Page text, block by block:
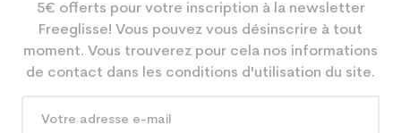
5€ offerts pour votre inscription à la newsletter
Freeglisse! Vous pouvez vous désinscrire à tout
moment. Vous trouverez pour cela nos informations
de contact dans les conditions d'utilisation du site.